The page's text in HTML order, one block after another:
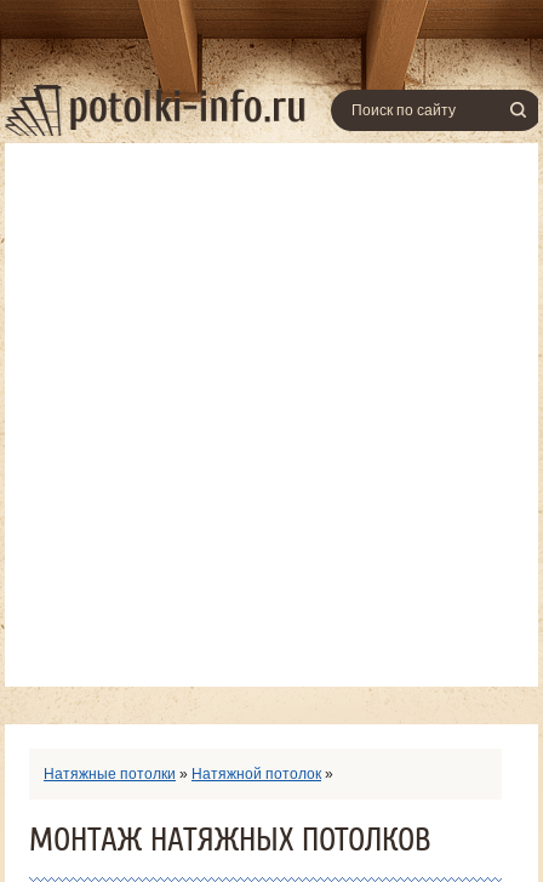
Натяжные потолки » Натяжной потолок »
МОНТАЖ НАТЯЖНЫХ ПОТОЛКОВ